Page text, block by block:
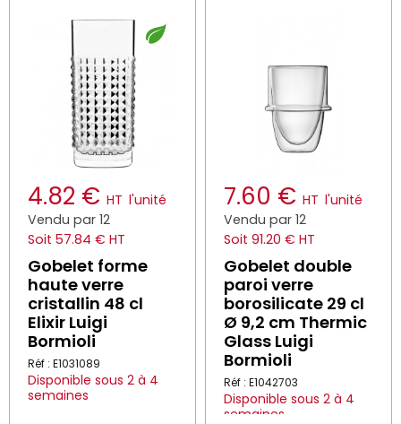
4.82 € HT l'unité
Vendu par 12
Soit 57.84 € HT
Gobelet forme
haute verre
cristallin 48 cl
Elixir Luigi
Bormioli
Réf : E1031089
Disponible sous 2 à 4
semaines
7.60 € HT l'unité
Vendu par 12
Soit 91.20 € HT
Gobelet double
paroi verre
borosilicate 29 cl
Ø 9,2 cm Thermic
Glass Luigi
Bormioli
Réf : E1042703
Disponible sous 2 à 4
semaines